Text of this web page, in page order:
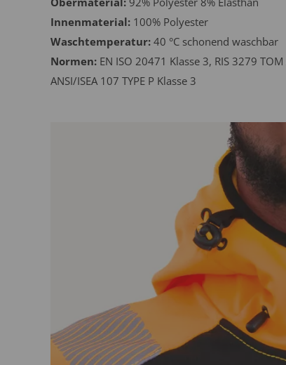
Innenmaterial: 100% Polyester
Waschtemperatur: 40 °C schonend waschbar
Normen: EN ISO 20471 Klasse 3, RIS 3279
ANSI/ISEA 107 TYPE P Klasse 3